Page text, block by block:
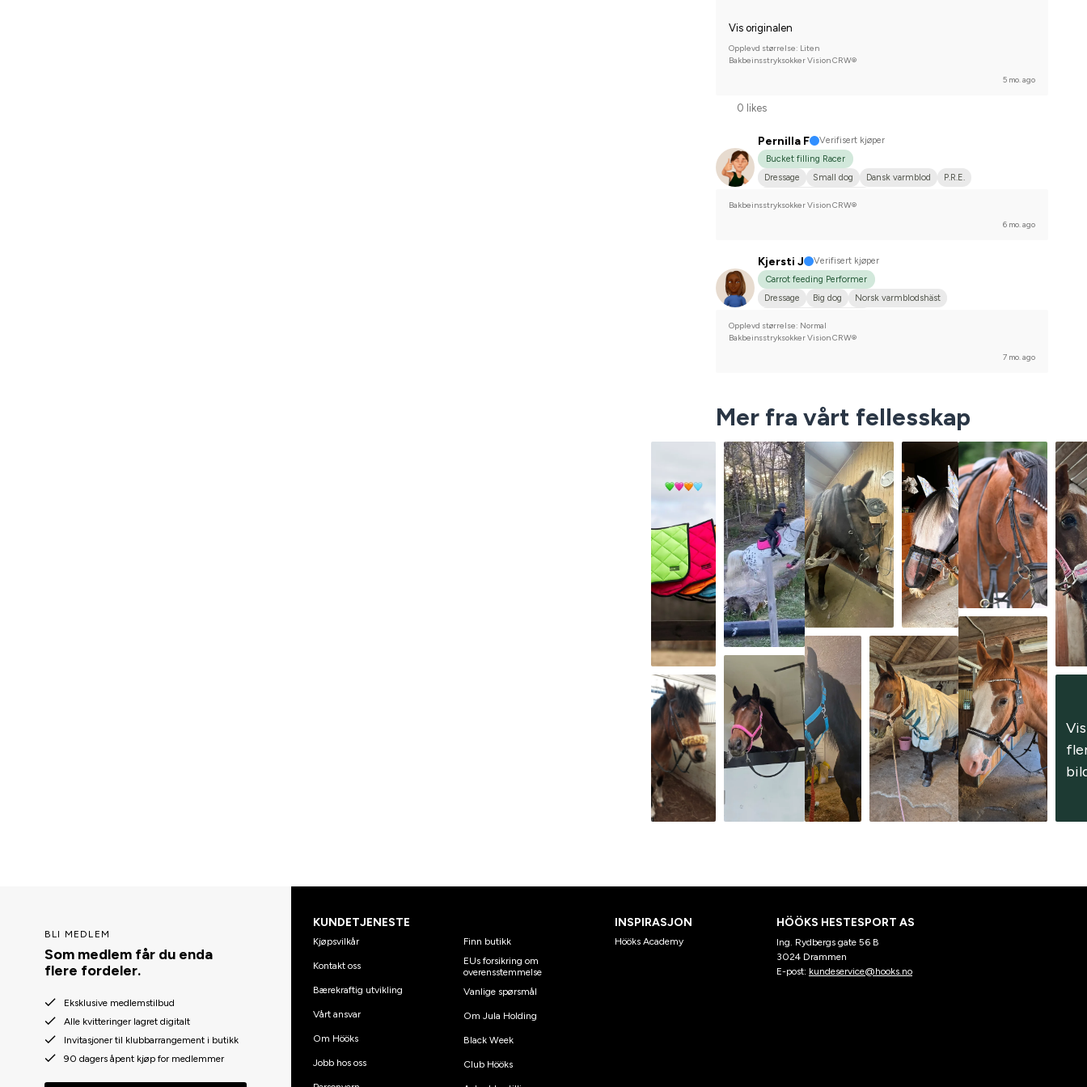
Vis originalen
Opplevd størrelse: Liten
Bakbeinsstryksokker Vision CRW®
5 mo. ago
0 likes
Pernilla F
Verifisert kjøper
Bucket filling Racer
Dressage
Small dog Dansk varmblod
P.R.E.
Bakbeinsstryksokker Vision CRW®
6 mo. ago
Kjersti J
Verifisert kjøper
Carrot feeding Performer
Dressage
Big dog
Norsk varmblodshäst
Opplevd størrelse: Normal
Bakbeinsstryksokker Vision CRW®
7 mo. ago
Mer fra vårt fellesskap
Vis
BLI MEDLEM
Som medlem får du enda
flere fordeler.
Eksklusive medlemstilbud
Alle kvitteringer lagret digitalt
Invitasjoner til klubbarrangement i butikk
90 dagers åpent kjøp for medlemmer
KUNDETJENESTE
Kjøpsvilkår
Kontakt oss
Bærekraftig utvikling
Vårt ansvar
Om Hööks
Jobb hos oss
Finn butikk
EUs forsikring om
overensstemmelse
Vanlige spørsmål
Om Jula Holding
Black Week
Club Hööks
INSPIRASJON
Hööks Academy
HÖÖKS HESTESPORT AS
Ing. Rydbergs gate 56 B
3024 Drammen
E-post: kundeservice@hooks.no